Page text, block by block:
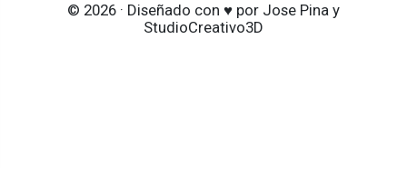
© 2026 · Diseñado con ♥ por Jose Pina y
StudioCreativo3D